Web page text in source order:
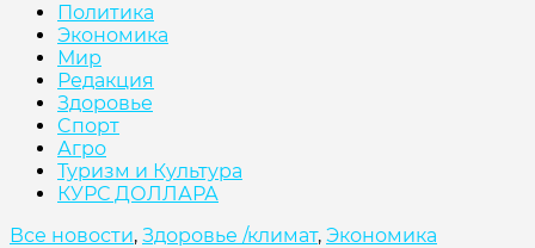
Политика
Экономика
Мир
Редакция
Здоровье
Cпорт
Агро
Туризм и Культура
КУРС ДОЛЛАРА
Все новости, Здоровье /климат, Экономика